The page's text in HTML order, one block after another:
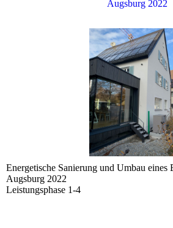
Augsburg 2022
Energetische Sanierung und Umbau eines
Augsburg 2022
Leistungsphase 1-4